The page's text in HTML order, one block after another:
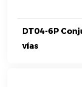
DT04-6P
vías